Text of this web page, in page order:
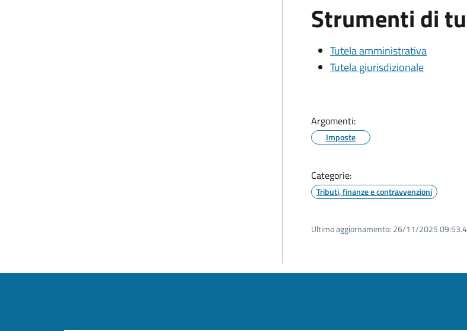
Strumenti di
Tutela amministrativa
Tutela giurisdizionale
Argomenti:
Imposte
Categorie:
Tributi, finanze e contravvenzioni
Ultimo aggiornamento: 26/11/2025